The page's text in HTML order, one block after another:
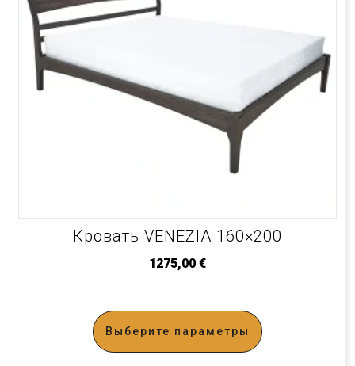
Кровать VENEZIA 160×200
1275,00 €
Выберите параметры